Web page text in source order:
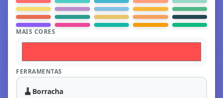
MAIS CORES
FERRAMENTAS
🧹 Borracha